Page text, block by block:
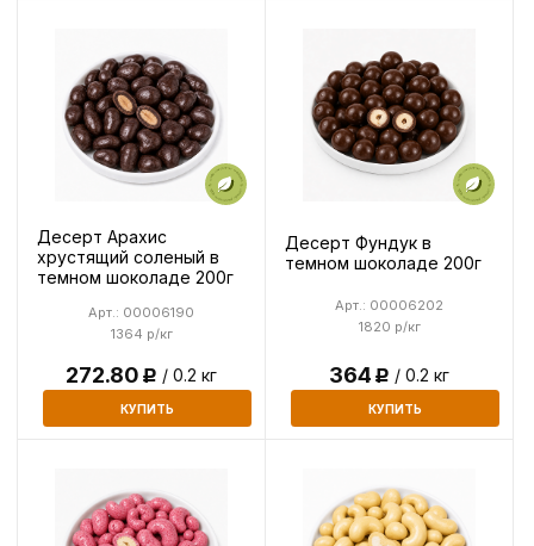
Десерт Арахис
хрустящий соленый в
темном шоколаде 200г
1364 р/кг
Арт.: 00006190
272.80Р / 0.2 кг
КУПИТЬ
Десерт Фундук в
темном шоколаде 200г
1820 р/кг
Арт.: 00006202
364Р / 0.2 кг
КУПИТЬ